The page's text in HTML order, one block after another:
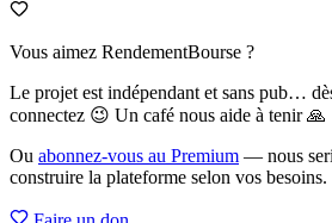
Vous aimez RendementBourse ?
Le projet est indépendant et sans pub…
connectez 😉 Un café nous aide à tenir 🙏
Ou abonnez-vous au Premium — nous
construire la plateforme selon vos besoins.